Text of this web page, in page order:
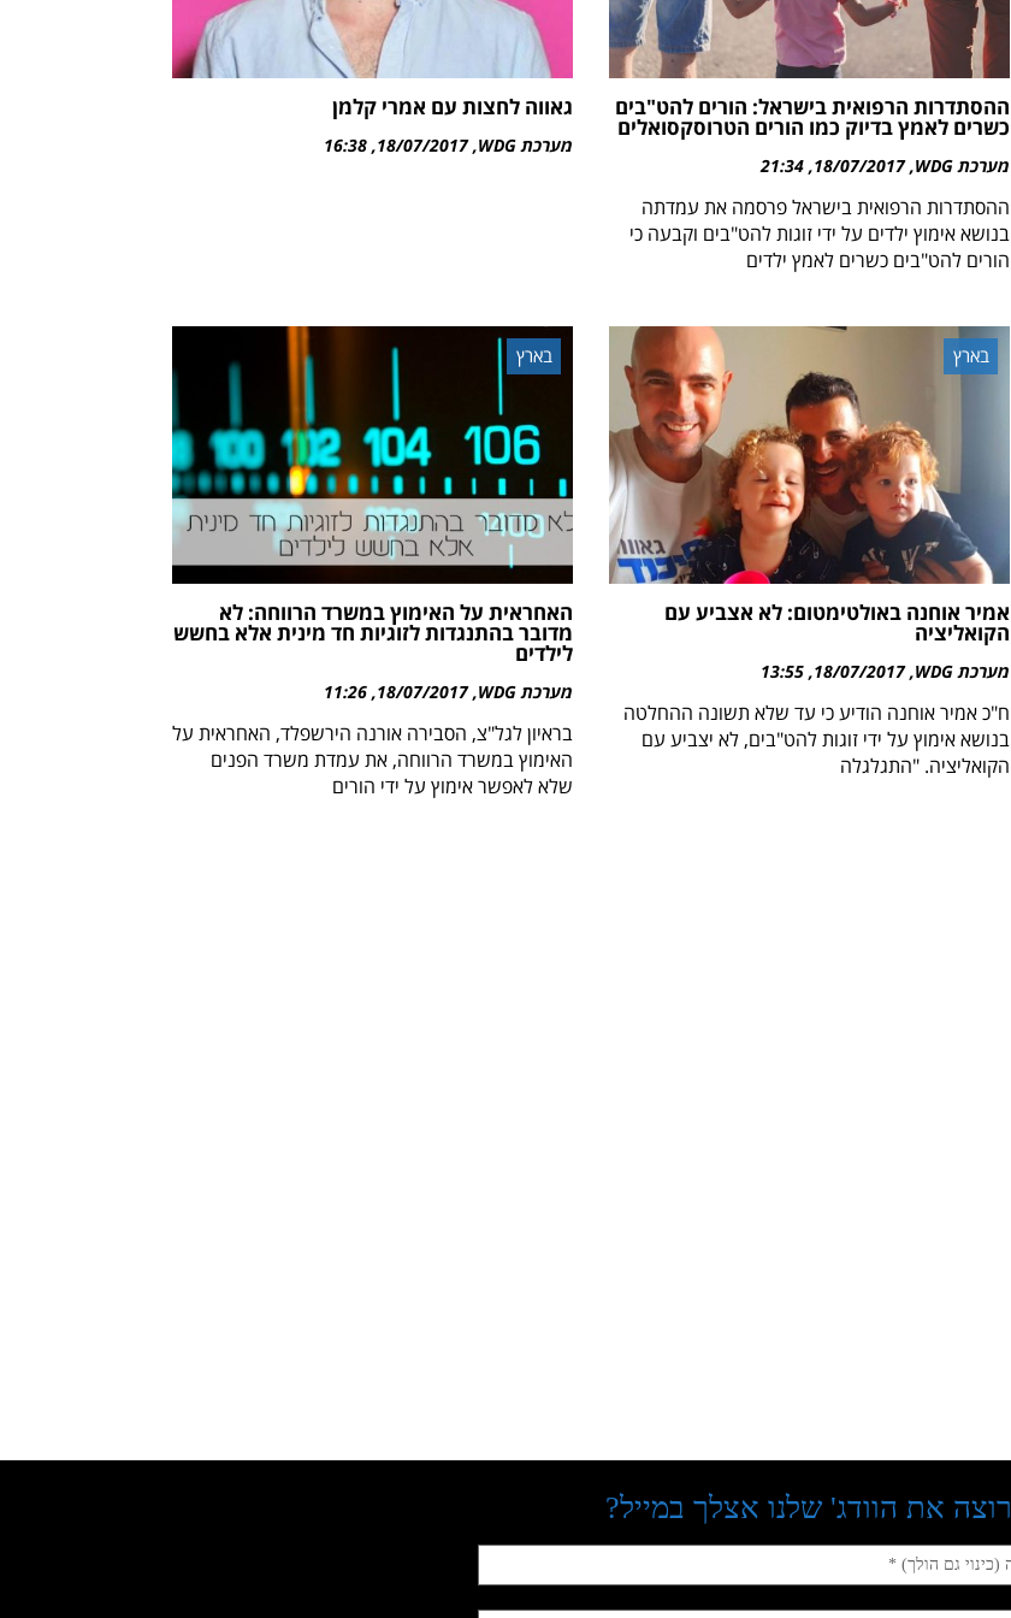
ההסתדרות הרפואית בישראל: הורים להט"בים
כשרים לאמץ בדיוק כמו הורים הטרוסקסואלים
מערכת WDG 18/07/2017
21:34
ההסתדרות הרפואית בישראל פרסמה את עמדתה
בנושא אימוץ ילדים על ידי זוגות להט"בים וקבעה כי
הורים להט"בים כשרים לאמץ ילדים
גאווה לחצות עם אמרי קלמן
מערכת WDG 18/07/2017
16:38
בארץ
אמיר אוחנה באולטימטום: לא אצביע עם
הקואליציה
מערכת WDG 18/07/2017
13:55
ח"כ אמיר אוחנה הודיע כי עד שלא תשונה ההחלטה
בנושא אימוץ על ידי זוגות להט"בים, לא יצביע עם
הקואליציה. "התגלגלה
בארץ
האחראית על האימוץ במשרד הרווחה: לא
מדובר בהתנגדות לזוגיות חד מינית אלא בחשש
לילדים
מערכת WDG 18/07/2017
11:26
בראיון לגל"צ, הסבירה אורנה הירשפלד, האחראית על
האימוץ במשרד הרווחה, את עמדת משרד הפנים
שלא לאפשר אימוץ על ידי הורים